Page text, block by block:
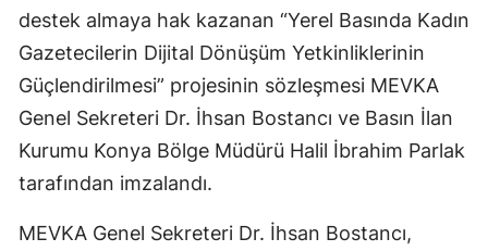
Erzincan
Erzurum
Eskişehir
Gaziantep
Gümüşhane
destek almaya hak kazanan “Yerel Basında Kadın
Gazetecilerin Dijital Dönüşüm Yetkinliklerinin
Güçlendirilmesi” projesinin sözleşmesi MEVKA
Genel Sekreteri Dr. İhsan Bostancı ve Basın İlan
Kurumu Konya Bölge Müdürü Halil İbrahim Parlak
tarafından imzalandı.
MEVKA Genel Sekreteri Dr. İhsan Bostancı,